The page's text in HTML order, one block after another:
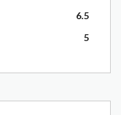
6.5
5